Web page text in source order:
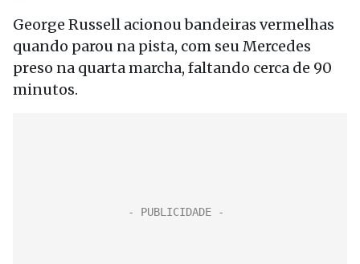
George Russell acionou bandeiras vermelhas
quando parou na pista, com seu Mercedes
preso na quarta marcha, faltando cerca de 90
minutos.